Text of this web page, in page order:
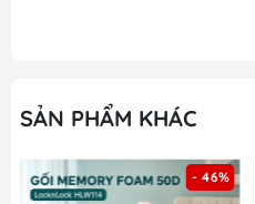
SẢN PHẨM KHÁC
- 41%